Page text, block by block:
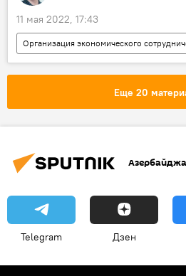
11 мая 2022, 17:43
Организация экономического
Азербайджан
Баку
Еще 20
Telegram Дзен